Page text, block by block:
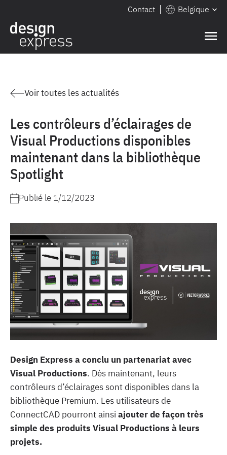
Contact Belgique
Voir toutes les actualités
Les contrôleurs d’éclairages de
Visual Productions disponibles
maintenant dans la bibliothèque
Spotlight
Publié le 1/12/2023
Design Express a conclu un partenariat avec
Visual Productions. Dès maintenant, leurs
contrôleurs d’éclairages sont disponibles dans la
bibliothèque Premium. Les utilisateurs de
ConnectCAD pourront ainsi ajouter de façon très
simple des produits Visual Productions à leurs
projets.